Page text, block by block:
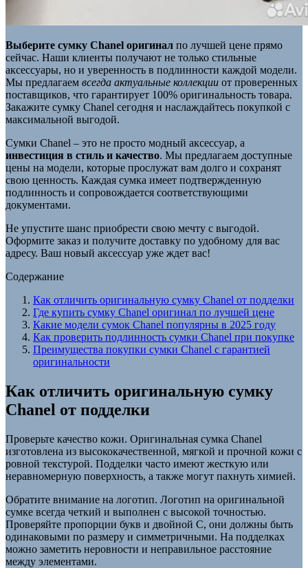
Выберите сумку Chanel оригинал по лучшей цене прямо
сейчас. Наши клиенты получают не только стильные
аксессуары, но и уверенность в подлинности каждой модели.
Мы предлагаем всегда актуальные коллекции от проверенных
поставщиков, что гарантирует 100% оригинальность товара.
Закажите сумку Chanel сегодня и наслаждайтесь покупкой с
максимальной выгодой.
Сумки Chanel – это не просто модный аксессуар, а
инвестиция в стиль и качество. Мы предлагаем доступные
цены на модели, которые прослужат вам долго и сохранят
свою ценность. Каждая сумка имеет подтвержденную
подлинность и сопровождается соответствующими
документами.
Не упустите шанс приобрести свою мечту с выгодой.
Оформите заказ и получите доставку по удобному для вас
адресу. Ваш новый аксессуар уже ждет вас!
Содержание
Как отличить оригинальную сумку Chanel от подделки
Где купить сумку Chanel оригинал по лучшей цене
Какие модели сумок Chanel популярны в 2025 году
Как проверить подлинность сумки Chanel при покупке
Преимущества покупки сумки Chanel с гарантией
оригинальности
Как отличить оригинальную сумку
Chanel от подделки
Проверьте качество кожи. Оригинальная сумка Chanel
изготовлена из высококачественной, мягкой и прочной кожи с
ровной текстурой. Подделки часто имеют жесткую или
неравномерную поверхность, а также могут пахнуть химией.
Обратите внимание на логотип. Логотип на оригинальной
сумке всегда четкий и выполнен с высокой точностью.
Проверяйте пропорции букв и двойной C, они должны быть
одинаковыми по размеру и симметричными. На подделках
можно заметить неровности и неправильное расстояние
между элементами.